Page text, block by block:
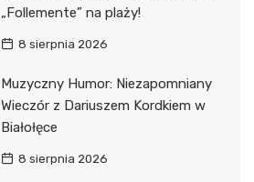
„Follemente” na plaży!
8 sierpnia 2026
Muzyczny Humor: Niezapomniany
Wieczór z Dariuszem Kordkiem w
Białołęce
8 sierpnia 2026